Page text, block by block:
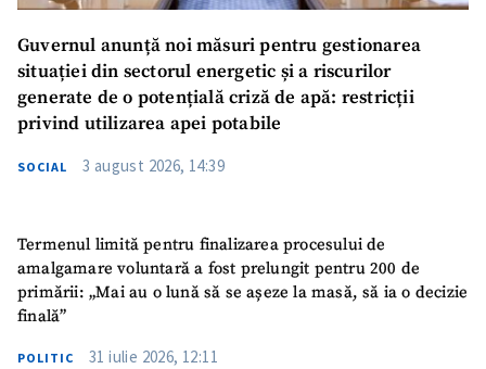
Guvernul anunță noi măsuri pentru gestionarea
situației din sectorul energetic și a riscurilor
generate de o potențială criză de apă: restricții
privind utilizarea apei potabile
SOCIAL 3 august 2026, 14:39
Termenul limită pentru finalizarea procesului de
amalgamare voluntară a fost prelungit pentru 200 de
primării: „Mai au o lună să se așeze la masă, să ia o decizie
finală”
POLITIC 31 iulie 2026, 12:11